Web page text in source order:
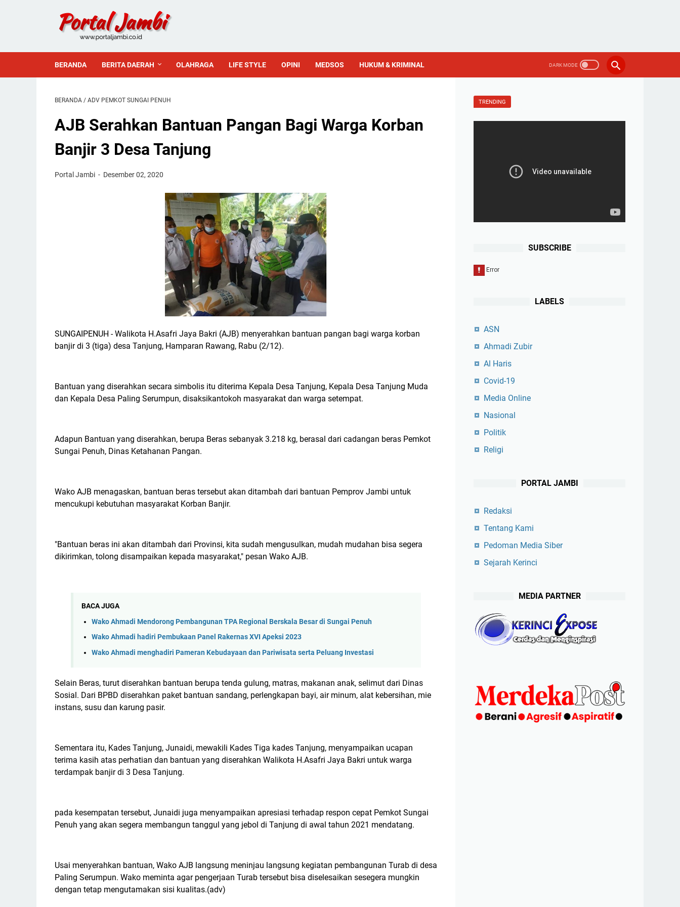
BERANDA BERITA DAERAH OLAHRAGA LIFE STYLE OPINI MEDSOS HUKUM & KRIMINAL
BERANDA / ADV PEMKOT SUNGAI PENUH
AJB Serahkan Bantuan Pangan Bagi Warga Korban
Banjir 3 Desa Tanjung
Portal Jambi Desember 02, 2020
SUNGAIPENUH - Walikota H.Asafri Jaya Bakri (AJB) menyerahkan bantuan pangan bagi warga korban
banjir di 3 (tiga) desa Tanjung, Hamparan Rawang, Rabu (2/12).
Bantuan yang diserahkan secara simbolis itu diterima Kepala Desa Tanjung, Kepala Desa Tanjung Muda
dan Kepala Desa Paling Serumpun, disaksikantokoh masyarakat dan warga setempat.
Adapun Bantuan yang diserahkan, berupa Beras sebanyak 3.218 kg, berasal dari cadangan beras Pemkot
Sungai Penuh, Dinas Ketahanan Pangan.
Wako AJB menagaskan, bantuan beras tersebut akan ditambah dari bantuan Pemprov Jambi untuk
mencukupi kebutuhan masyarakat Korban Banjir.
"Bantuan beras ini akan ditambah dari Provinsi, kita sudah mengusulkan, mudah mudahan bisa segera
dikirimkan, tolong disampaikan kepada masyarakat," pesan Wako AJB.
BACA JUGA
Wako Ahmadi Mendorong Pembangunan TPA Regional Berskala Besar di Sungai Penuh
Wako Ahmadi hadiri Pembukaan Panel Rakernas XVI Apeksi 2023
Wako Ahmadi menghadiri Pameran Kebudayaan dan Pariwisata serta Peluang Investasi
Selain Beras, turut diserahkan bantuan berupa tenda gulung, matras, makanan anak, selimut dari Dinas
Sosial. Dari BPBD diserahkan paket bantuan sandang, perlengkapan bayi, air minum, alat kebersihan, mie
instans, susu dan karung pasir.
Sementara itu, Kades Tanjung, Junaidi, mewakili Kades Tiga kades Tanjung, menyampaikan ucapan
terima kasih atas perhatian dan bantuan yang diserahkan Walikota H.Asafri Jaya Bakri untuk warga
terdampak banjir di 3 Desa Tanjung.
pada kesempatan tersebut, Junaidi juga menyampaikan apresiasi terhadap respon cepat Pemkot Sungai
Penuh yang akan segera membangun tanggul yang jebol di Tanjung di awal tahun 2021 mendatang.
Usai menyerahkan bantuan, Wako AJB langsung meninjau langsung kegiatan pembangunan Turab di desa
Paling Serumpun. Wako meminta agar pengerjaan Turab tersebut bisa diselesaikan sesegera mungkin
dengan tetap mengutamakan sisi kualitas.(adv)
TRENDING
SUBSCRIBE
LABELS
ASN
Ahmadi Zubir
Al Haris
Covid-19
Media Online
Nasional
Politik
Religi
PORTAL JAMBI
Redaksi
Tentang Kami
Pedoman Media Siber
Sejarah Kerinci
MEDIA PARTNER